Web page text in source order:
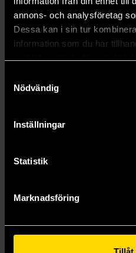
annons- och analysföretag
Dessa kan i sin tur
information som du har
Nödvändig
Inställningar
Statistik
Marknadsföring
Beställ
Winter